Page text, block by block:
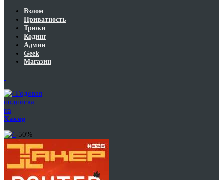
Взлом
Приватность
Трюки
Кодинг
Админ
Geek
Магазин
Годовая
подписка
на
Хакер
-50%